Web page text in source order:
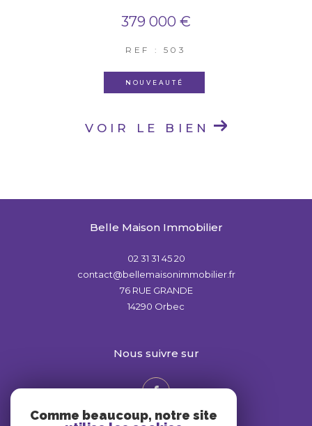
379 000 €
REF : 503
NOUVEAUTÉ
VOIR LE BIEN
Belle Maison Immobilier
02 31 31 45 20
contact@bellemaisonimmobilier.fr
76 RUE GRANDE
14290
Orbec
nous suivre sur
Comme beaucoup, notre site